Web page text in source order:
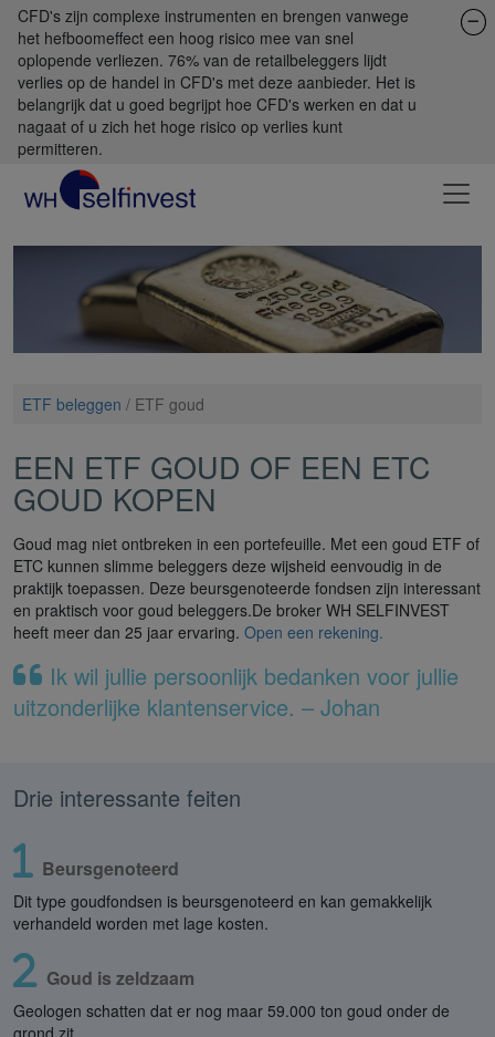
CFD's zijn complexe instrumenten en brengen vanwege
het hefboomeffect een hoog risico mee van snel
oplopende verliezen. 76% van de retailbeleggers lijdt
verlies op de handel in CFD's met deze aanbieder. Het is
belangrijk dat u goed begrijpt hoe CFD's werken en dat u
nagaat of u zich het hoge risico op verlies kunt
permitteren.
ETF beleggen / ETF goud
EEN ETF GOUD OF EEN ETC
GOUD KOPEN
Goud mag niet ontbreken in een portefeuille. Met een goud ETF of
ETC kunnen slimme beleggers deze wijsheid eenvoudig in de
praktijk toepassen. Deze beursgenoteerde fondsen zijn interessant
en praktisch voor goud beleggers.De broker WH SELFINVEST
heeft meer dan 25 jaar ervaring. Open een rekening.
Ik wil jullie persoonlijk bedanken voor jullie
uitzonderlijke klantenservice. – Johan
Drie interessante feiten
Beursgenoteerd
Dit type goudfondsen is beursgenoteerd en kan gemakkelijk
verhandeld worden met lage kosten.
Goud is zeldzaam
Geologen schatten dat er nog maar 59.000 ton goud onder de
grond zit.